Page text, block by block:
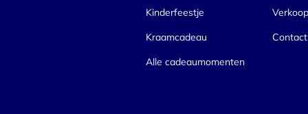
Kinderfeestje
Kraamcadeau
Alle cadeaumomenten
Contact